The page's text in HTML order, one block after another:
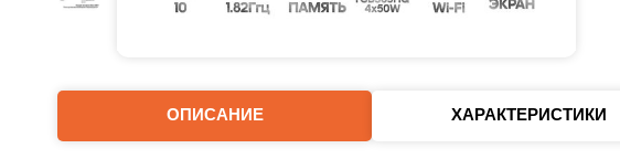
ОПИСАНИЕ ХАРАКТЕРИСТИКИ